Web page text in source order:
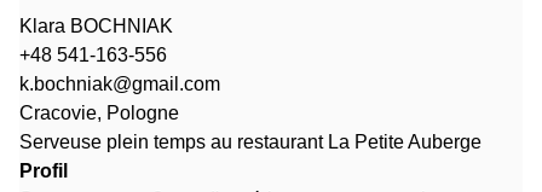
Klara BOCHNIAK
+48 541-163-556
k.bochniak@gmail.com
Cracovie, Pologne
Serveuse plein temps au restaurant La Petite Auberge
Profil